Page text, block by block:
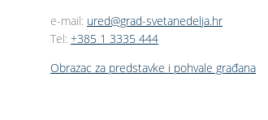
e-mail: ured@grad-svetanedelja.hr
Tel: +385 1 3335 444
Obrazac za predstavke i pohvale građana